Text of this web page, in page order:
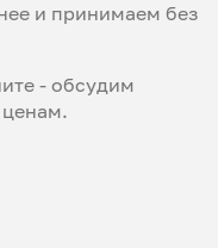
и принимаем без
- обсудим